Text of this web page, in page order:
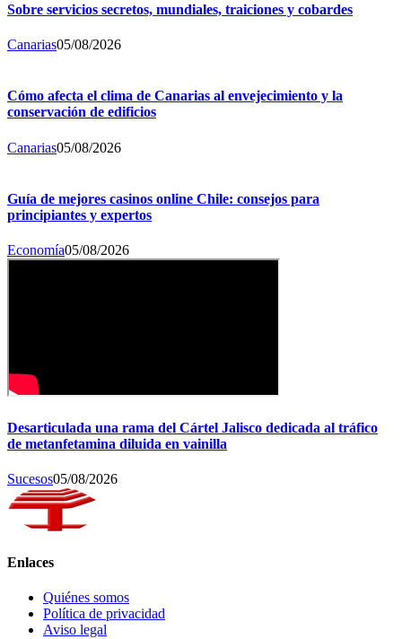
Sobre servicios secretos, mundiales, traiciones y cobardes
Canarias05/08/2026
Cómo afecta el clima de Canarias al envejecimiento y la
conservación de edificios
Canarias05/08/2026
Guía de mejores casinos online Chile: consejos para
principiantes y expertos
Economía05/08/2026
Desarticulada una rama del Cártel Jalisco dedicada al tráfico
de metanfetamina diluida en vainilla
Sucesos05/08/2026
Enlaces
Quiénes somos
Política de privacidad
Aviso legal